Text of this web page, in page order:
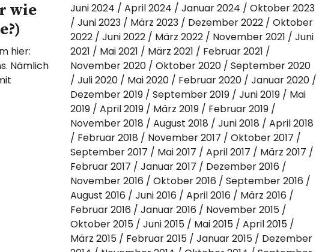
wie
hier:
Nämlich
Juni 2024 April 2024 Januar 2024
Oktober 2023
Juni 2023
März 2023 Dezember 2022
Oktober
2022
Juni 2022 März 2022 November 2021
Juni
2021
Mai 2021 März 2021
Februar 2021
November 2020
Oktober 2020
September 2020
Juli 2020
Mai 2020 Februar 2020
Januar 2020
Dezember 2019
September 2019 Juni 2019
Mai
2019
April 2019 März 2019
Februar 2019
November 2018
August 2018 Juni 2018
April 2018
Februar 2018
November 2017
Oktober 2017
September 2017
Mai 2017 April 2017
März 2017
Februar 2017
Januar 2017
Dezember 2016
November 2016
Oktober 2016
September 2016
August 2016
Juni 2016 April 2016
März 2016
Februar 2016
Januar 2016
November 2015
Oktober 2015
Juni 2015 Mai 2015
April 2015
März 2015
Februar 2015 Januar 2015
Dezember